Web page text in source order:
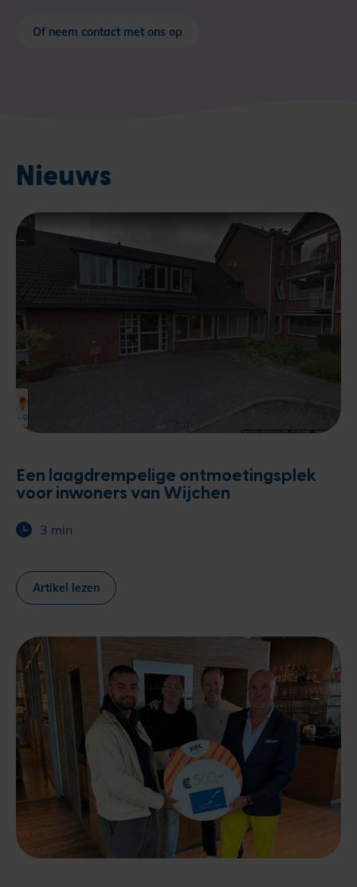
Of neem contact met ons op
Nieuws
Een laagdrempelige ontmoetingsplek
voor inwoners van Wijchen
3 min
Artikel lezen